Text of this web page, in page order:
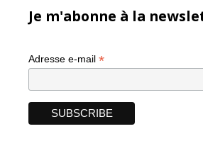
Je m'abonne à la
Adresse e-mail *